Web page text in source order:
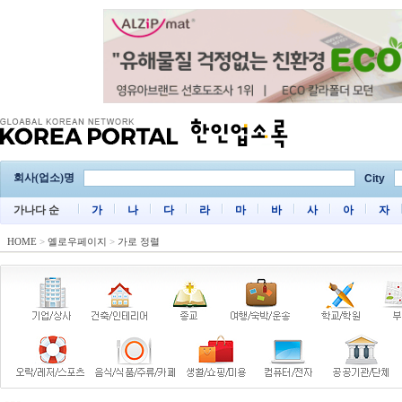
회사(업소)명 City
가나다 순 가 나 다 라 마 바 사 아 자
HOME > 옐로우페이지 > 가로 정렬